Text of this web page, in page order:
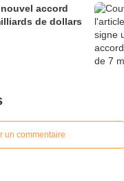
accord
de dollars
un commentaire